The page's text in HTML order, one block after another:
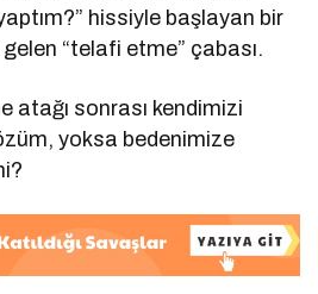
hissiyle başlayan bir
“telafi etme” çabası.
atağı sonrası kendimizi
yoksa bedenimize